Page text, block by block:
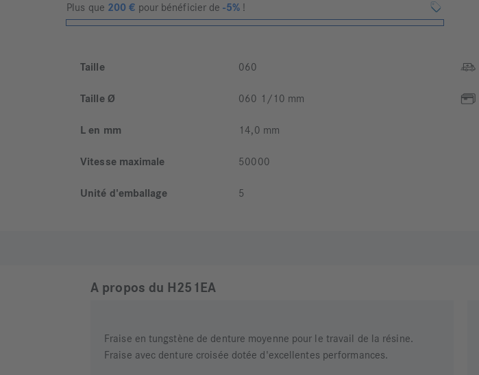
Plus que 200 € pour bénéficier de-5%!
Taille 060
Taille Ø 060 1/10 mm
L en mm 14,0 mm
Vitesse maximale 50000
Unité d'emballage 5
A propos du H251EA
Fraise en tungstène de denture moyenne pour le travail de la résine.
Fraise avec denture croisée dotée d'excellentes performances.